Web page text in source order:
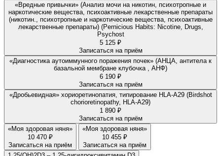
«Вредные привычки» (Анализ мочи на никотин, психотропные и
наркотические вещества, психоактивные лекарственные препараты
(никотин., психотропные и наркотические вещества, психоактивные
лекарственные препараты) (Pernicious Habits: Nicotine, Drugs,
Psychost
5 125 ₽
Записаться на приём
«Диагностика аутоиммунного поражения почек» (АНЦА, антитела к
базальной мембране клубочка , АНФ)
6 190 ₽
Записаться на приём
«Дробьевидная» хориоретинопатия, типирование HLA-A29 (Birdshot
chorioretinopathy, HLA-A29)
1 890 ₽
Записаться на приём
«Моя здоровая няня»
10 470 ₽
Записаться на приём
«Моя здоровая няня»
10 455 ₽
Записаться на приём